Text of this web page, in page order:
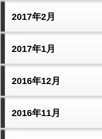
2017年2月
2017年1月
2016年12月
2016年11月